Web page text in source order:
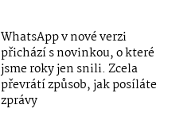
WhatsApp v nové verzi
přichází s novinkou, o které
jsme roky jen snili. Zcela
převrátí způsob, jak posíláte
zprávy